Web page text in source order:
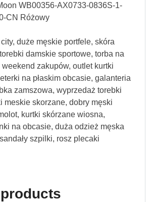
WB00356-AX0733-0836S-1-
CN Różowy
duże męskie portfele, skóra
damskie sportowe, torba na
weekend zakupów, outlet kurtki
na płaskim obcasie, galanteria
zamszowa, wyprzedaż torebki
meskie skorzane, dobry męski
kurtki skórzane wiosna,
na obcasie, duża odzież męska
szpilki, rosz plecaki